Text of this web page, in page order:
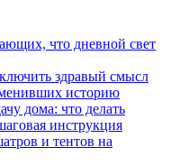
что дневной свет
здравый смысл
историю
дома: что делать
инструкция
и тентов на